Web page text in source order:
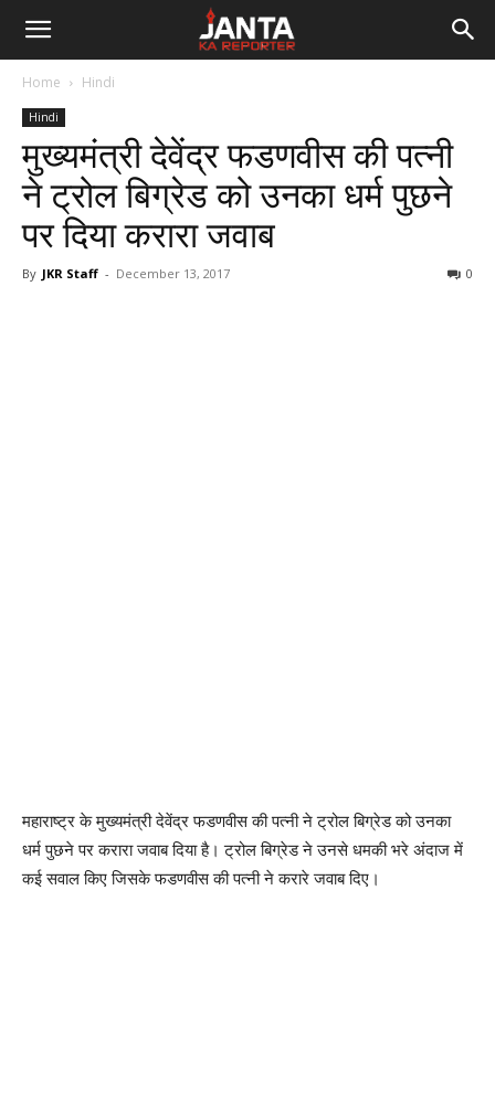
Janta
Reporter
Home Hindi
Hindi
मुख्यमंत्री देवेंद्र फडणवीस की पत्नी
ने ट्रोल बिग्रेड को उनका धर्म पुछने
पर दिया करारा जवाब
By JKR Staff - December 13, 2017 0
महाराष्ट्र के मुख्यमंत्री देवेंद्र फडणवीस की पत्नी ने ट्रोल बिग्रेड को उनका
धर्म पुछने पर करारा जवाब दिया है। ट्रोल बिग्रेड ने उनसे धमकी भरे अंदाज में
कई सवाल किए जिसके फडणवीस की पत्नी ने करारे जवाब दिए।